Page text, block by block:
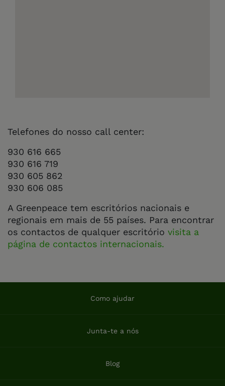
Telefones do nosso call center:
930 616 665
930 616 719
930 605 862
930 606 085
A Greenpeace tem escritórios nacionais e
regionais em mais de 55 países. Para encontrar
os contactos de qualquer escritório visita a
página de contactos internacionais.
Como ajudar
Junta-te a nós
Blog